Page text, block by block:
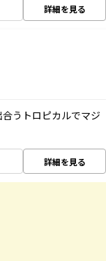
詳細を見る
うトロピカルでマジ
詳細を見る